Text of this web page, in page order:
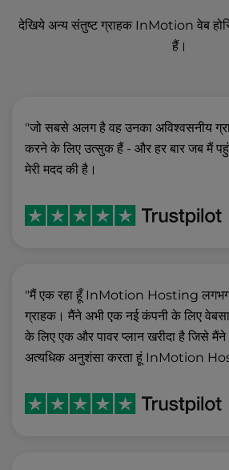
देखिये अन्य संतुष्ट ग्राहक InMotion वेब
हैं।
"जो सबसे अलग है वह उनका अविश्वसनीय
करने के लिए उत्सुक हैं - और हर बार जब मैं
मेरी मदद की है।
"मैं एक रहा हूँ InMotion Hosting लगभग
ग्राहक। मैंने अभी एक नई कंपनी के लिए
के लिए एक और पावर प्लान खरीदा है जिसे मैंने
अत्यधिक अनुशंसा करता हूं InMotion